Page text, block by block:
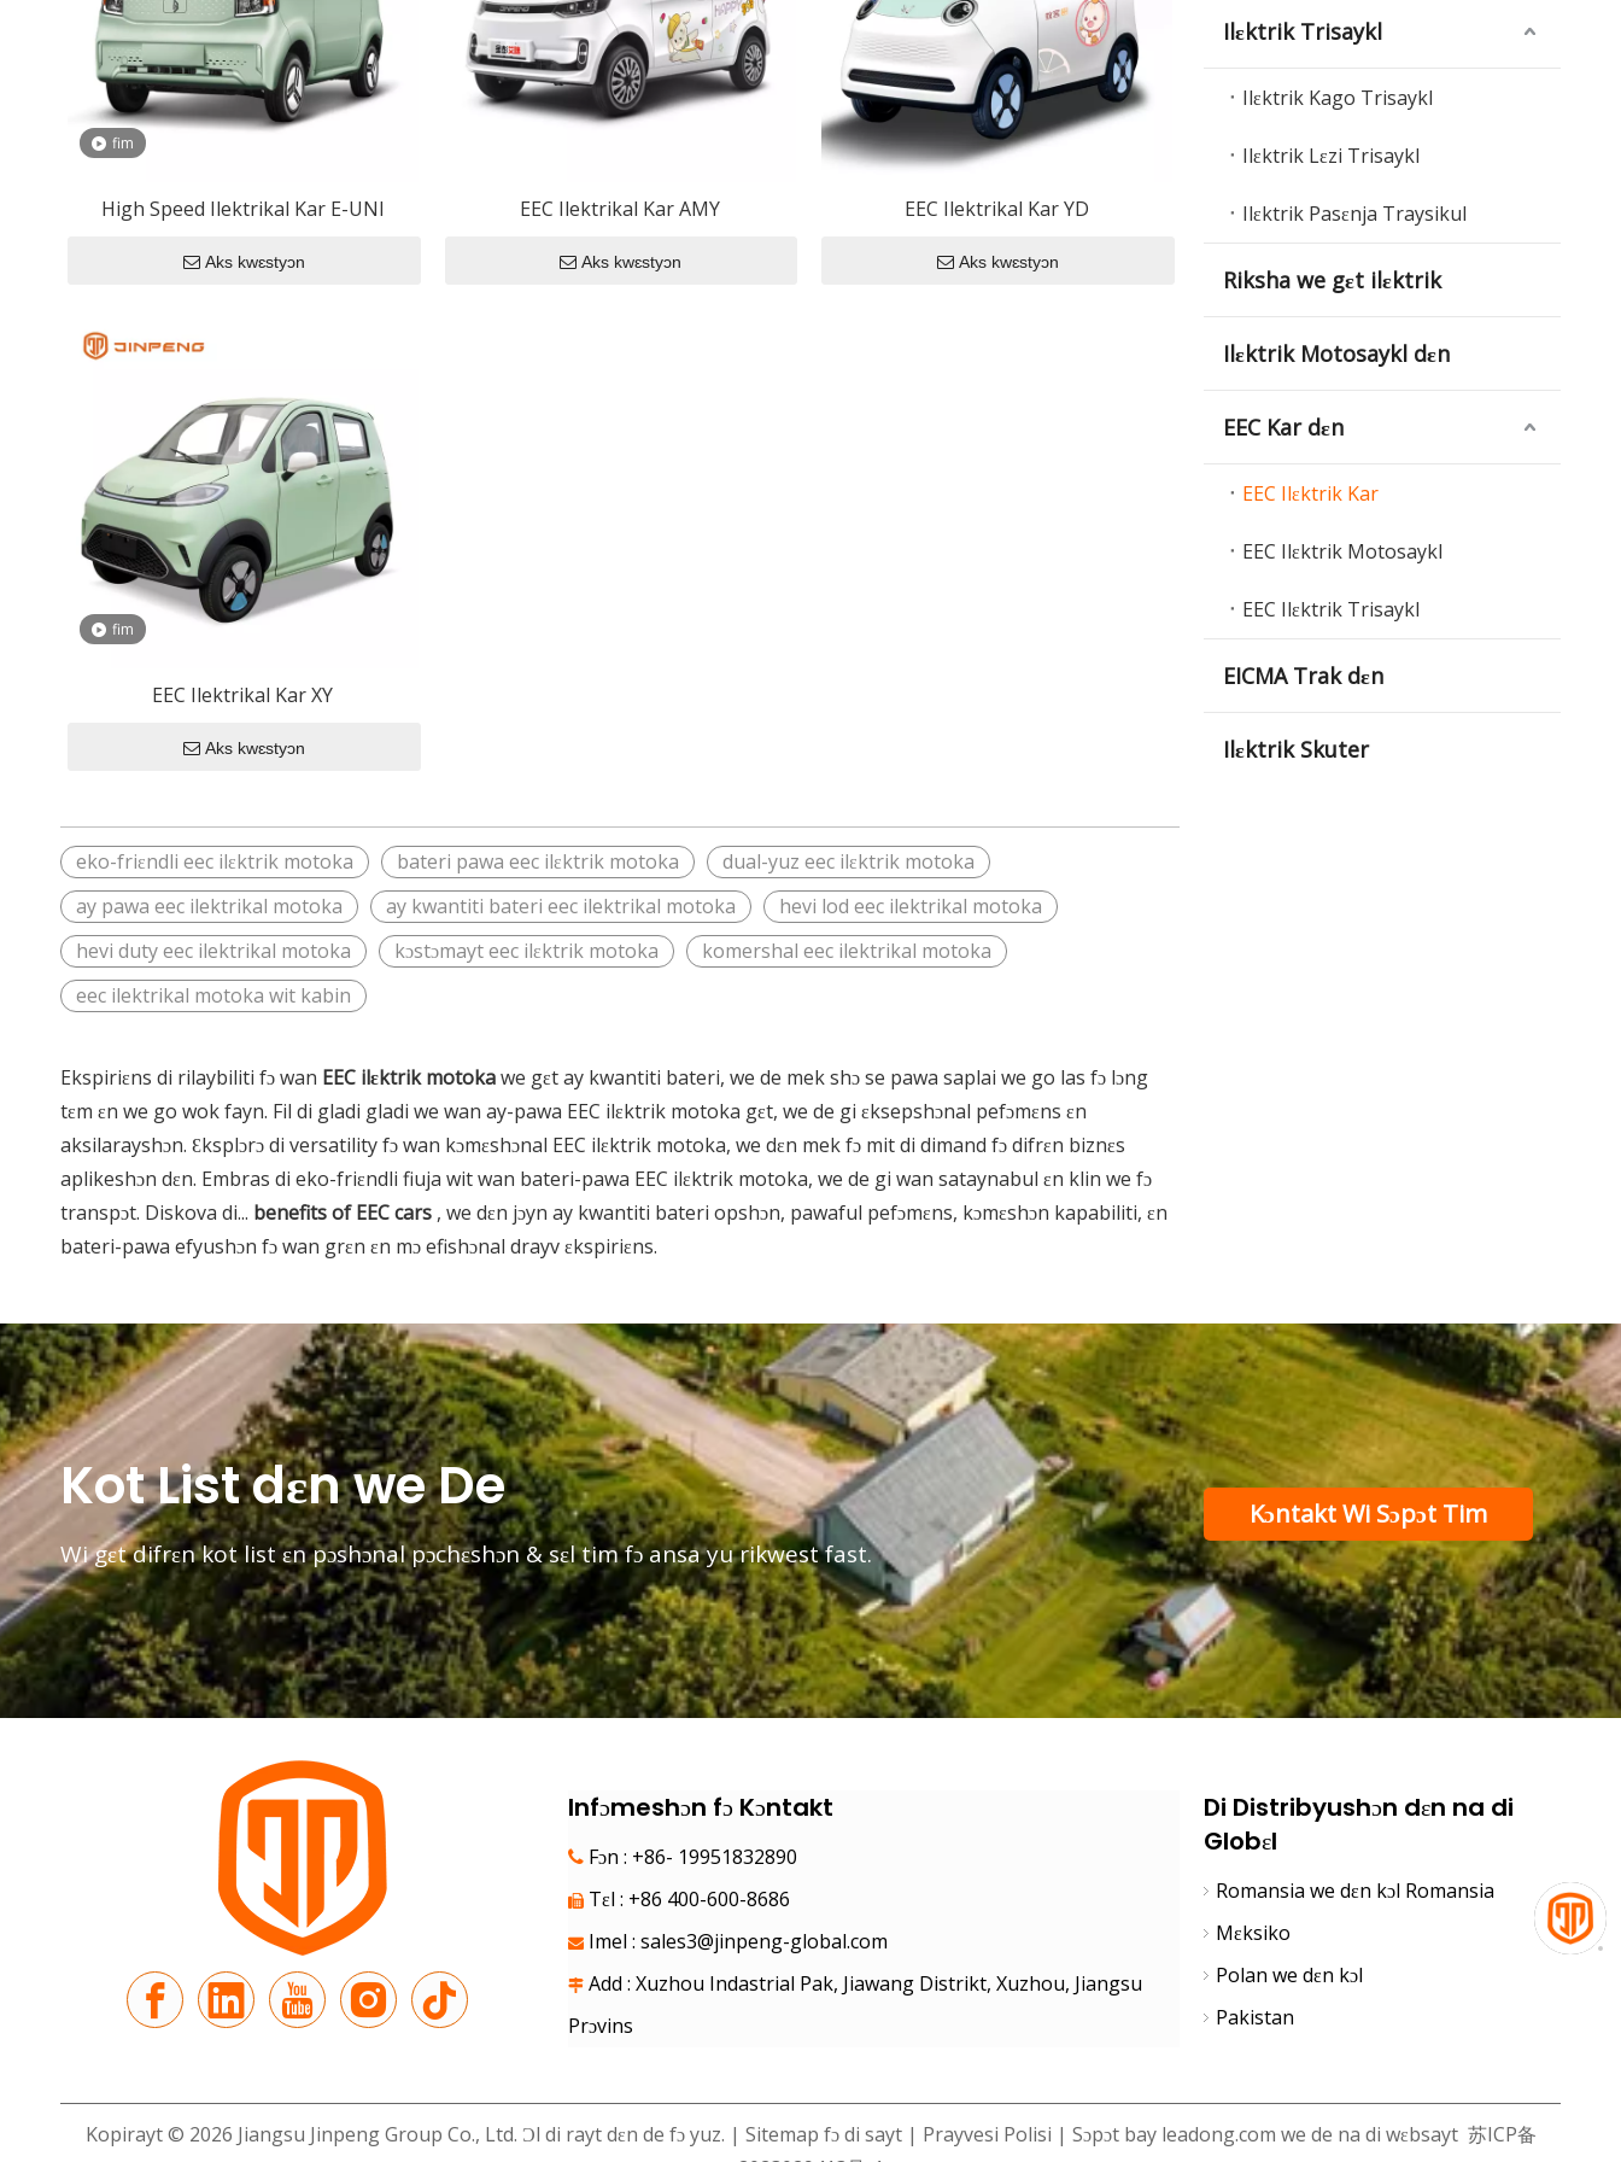
EEC Kar dɛn
Eec Ilektrikal Kar
EEC Ilɛktrik Motosaykl
fim
High Speed ​​Ilektrikal Kar E-UNI
Aks kwɛstyɔn
EEC Ilektrikal Kar AMY
Aks kwɛstyɔn
EEC Ilektrikal Kar YD
Aks kwɛstyɔn
fim
EEC Ilektrikal Kar XY
Aks kwɛstyɔn
eko-friɛndli eec ilɛktrik motoka bateri pawa eec ilɛktrik motoka
dual-yuz eec ilɛktrik motoka
ay pawa eec ilektrikal motoka
ay kwantiti bateri eec ilektrikal motoka
hevi lod eec ilektrikal motoka
hevi duty eec ilektrikal motoka
kɔstɔmayt eec ilɛktrik motoka
komershal eec ilektrikal motoka
eec ilektrikal motoka wit kabin
Ekspiriɛns di rilaybiliti fɔ wan EEC ilɛktrik motokawe gɛt ay kwantiti bateri, we de mek shɔ se pawa saplai we go las fɔ lɔng
tɛm ɛn we go wok fayn. Fil di gladi gladi we wan ay-pawa EEC ilɛktrik motoka gɛt, we de gi ɛksepshɔnal pefɔmɛns ɛn
aksilarayshɔn. Ɛksplɔrɔ di versatility fɔ wan kɔmɛshɔnal EEC ilɛktrik motoka, we dɛn mek fɔ mit di dimand fɔ difrɛn biznɛs
aplikeshɔn dɛn. Embras di eko-friɛndli fiuja wit wan bateri-pawa EEC ilɛktrik motoka, we de gi wan sataynabul ɛn klin we fɔ
transpɔt. Diskova di... benefits of EEC cars , we dɛn jɔyn ay kwantiti bateri opshɔn, pawaful pefɔmɛns, kɔmɛshɔn kapabiliti, ɛn
bateri-pawa efyushɔn fɔ wan grɛn ɛn mɔ efishɔnal drayv ɛkspiriɛns.
Ilɛktrik Trisaykl
Ilɛktrik Kago Trisaykl
Ilɛktrik Lɛzi Trisaykl
Ilɛktrik Pasɛnja Traysikul
Riksha we gɛt ilɛktrik
Ilɛktrik Motosaykl dɛn
EEC Kar dɛn
EEC Ilɛktrik Kar
EEC Ilɛktrik Motosaykl
EEC Ilɛktrik Trisaykl
EICMA Trak dɛn
Ilɛktrik Skuter
Kot List dɛn we De
Wi gɛt difrɛn kot list ɛn pɔshɔnal pɔchɛshɔn & sɛl tim fɔ ansa yu rikwest fast.
Kɔntakt Wi Sɔpɔt Tim
Infɔmeshɔn fɔ Kɔntakt
 Fɔn : +86- 19951832890
 Tɛl : +86 400-600-8686
 Imel :sales3@jinpeng-global.com
 Add : Xuzhou Indastrial Pak, Jiawang Distrikt, Xuzhou, Jiangsu
Prɔvins
Di Distribyushɔn dɛn na di
Globɛl
Romansia we dɛn kɔl Romansia
Mɛksiko
Polan we dɛn kɔl
Pakistan
Kopirayt © 2026 Jiangsu Jinpeng Group Co., Ltd. Ɔl di rayt dɛn de fɔ yuz. | Sitemap fɔ di sayt| Prayvesi Polisi | Sɔpɔt bay leadong.com we de na di wɛbsayt 苏ICP备